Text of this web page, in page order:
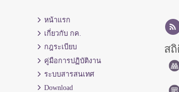
หน้าแรก
เกี่ยวกับ กค.
กฎระเบียบ
คู่มือการปฏิบัติงาน
ระบบสารสนเทศ
Download
ส